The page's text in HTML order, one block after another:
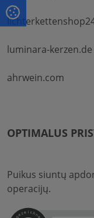
luminara-kerzen.de
ahrwein.com
OPTIMALUS
Puikus siuntų
operacijų.